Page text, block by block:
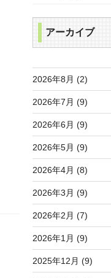
アーカイブ
2026年8月 (2)
2026年7月 (9)
2026年6月 (9)
2026年5月 (9)
2026年4月 (8)
2026年3月 (9)
2026年2月 (7)
2026年1月 (9)
2025年12月 (9)